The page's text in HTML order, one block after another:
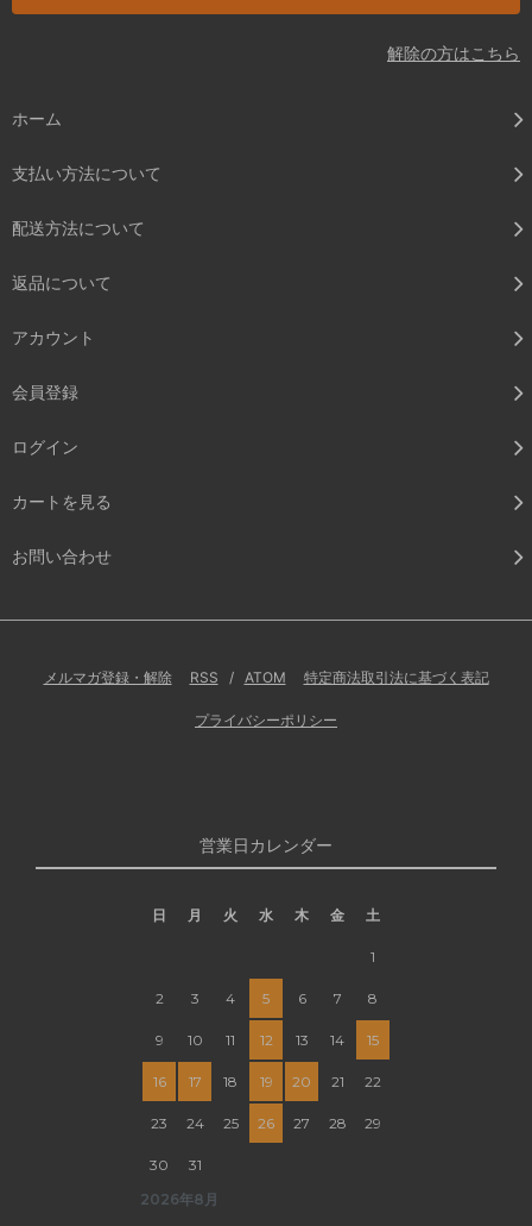
解除の方はこちら
ホーム
支払い方法について
配送方法について
返品について
アカウント
会員登録
ログイン
カートを見る
お問い合わせ
メルマガ登録・解除 RSS / ATOM 特定商法取引法に基づく表記
プライバシーポリシー
営業日カレンダー
2026年8月
日 月 火 水 木 金 土
1
2 3 4 5 6 7 8
9 10 11 12 13 14 15
16 17 18 19 20 21 22
23 24 25 26 27 28 29
30 31